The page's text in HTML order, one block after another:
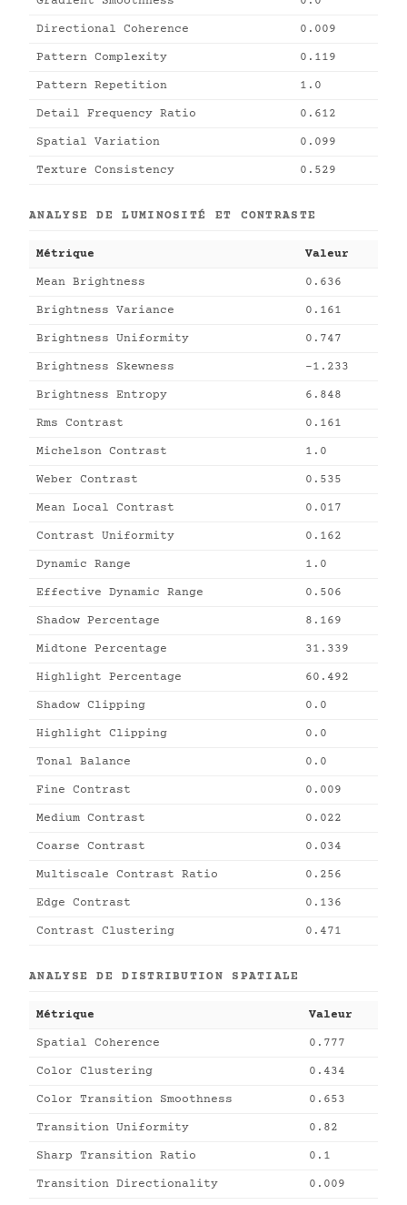
Directional Coherence 0.009
Pattern Complexity 0.119
Pattern Repetition 1.0
Detail Frequency Ratio 0.612
Spatial Variation 0.099
Texture Consistency 0.529
ANALYSE DE LUMINOSITÉ ET CONTRASTE
Métrique Valeur
Mean Brightness 0.636
Brightness Variance 0.161
Brightness Uniformity 0.747
Brightness Skewness -1.233
Brightness Entropy 6.848
Rms Contrast 0.161
Michelson Contrast 1.0
Weber Contrast 0.535
Mean Local Contrast 0.017
Contrast Uniformity 0.162
Dynamic Range 1.0
Effective Dynamic Range 0.506
Shadow Percentage 8.169
Midtone Percentage 31.339
Highlight Percentage 60.492
Shadow Clipping 0.0
Highlight Clipping 0.0
Tonal Balance 0.0
Fine Contrast 0.009
Medium Contrast 0.022
Coarse Contrast 0.034
Multiscale Contrast Ratio 0.256
Edge Contrast 0.136
Contrast Clustering 0.471
ANALYSE DE DISTRIBUTION SPATIALE
Métrique Valeur
Spatial Coherence 0.777
Color Clustering 0.434
Color Transition Smoothness 0.653
Transition Uniformity 0.82
Sharp Transition Ratio 0.1
Transition Directionality 0.009